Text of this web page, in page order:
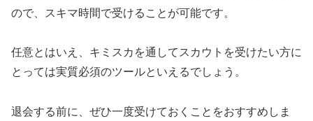
ので、スキマ時間で受けることが可能です。
任意とはいえ、キミスカを通してスカウトを受けたい方に
とっては実質必須のツールといえるでしょう。
退会する前に、ぜひ一度受けておくことをおすすめしま